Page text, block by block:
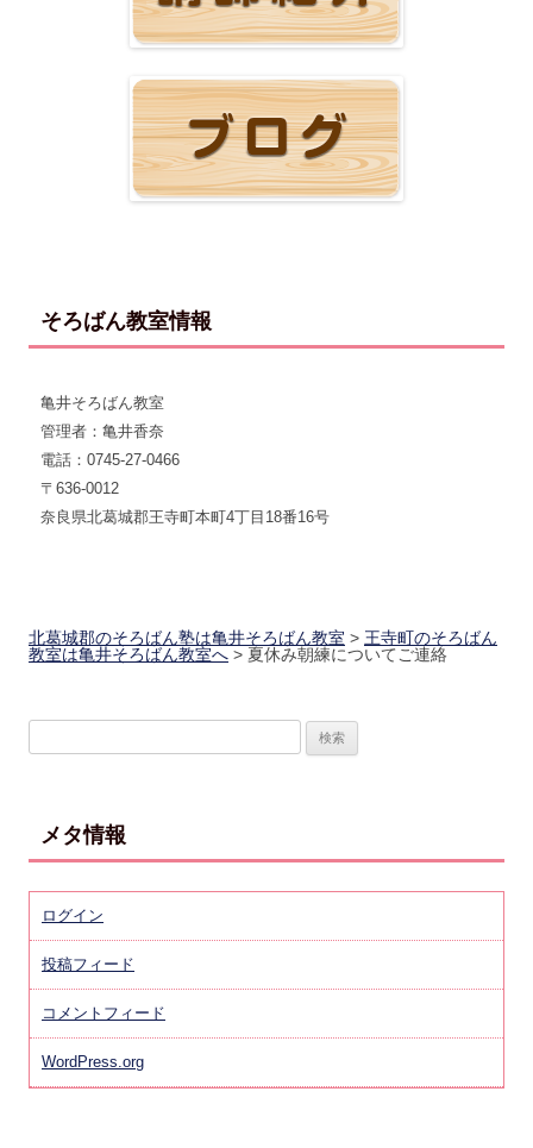
そろばん教室情報
亀井そろばん教室
管理者：亀井香奈
電話：0745-27-0466
〒636-0012
奈良県北葛城郡王寺町本町4丁目18番16号
北葛城郡のそろばん塾は亀井そろばん教室 > 王寺町のそろばん
教室は亀井そろばん教室へ > 夏休み朝練についてご連絡
メタ情報
ログイン
投稿フィード
コメントフィード
WordPress.org